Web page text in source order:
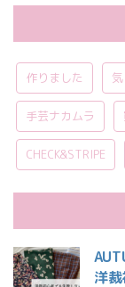
作りました
手芸ナカムラ
CHECK&STRIPE
洋